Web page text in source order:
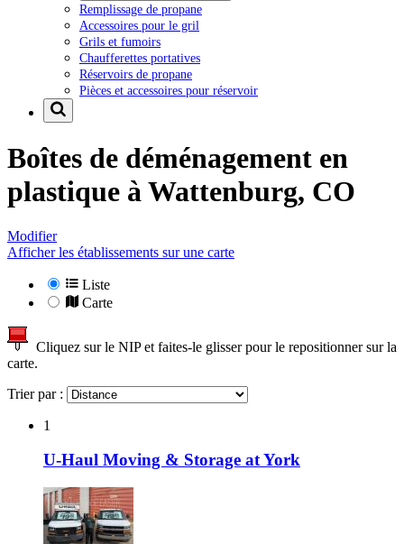
Remplissage de propane
Accessoires pour le gril
Grils et fumoirs
Chaufferettes portatives
Réservoirs de propane
Pièces et accessoires pour réservoir
Boîtes de déménagement en
plastique à Wattenburg, CO
Modifier
Afficher les établissements sur une carte
Liste
Carte
Cliquez sur le NIP et faites-le glisser pour le repositionner sur la
carte.
Trier par :
1
U-Haul Moving & Storage at York